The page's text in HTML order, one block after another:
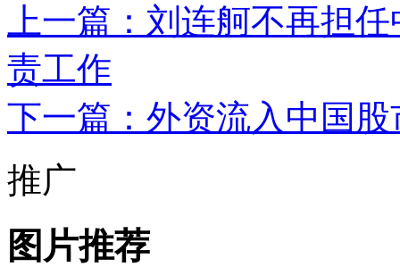
上一篇：刘连舸不再担
责工作
下一篇：外资流入中国
推广
图片推荐